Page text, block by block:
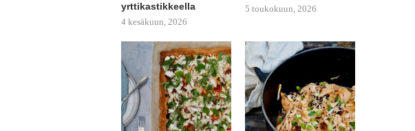
yrttikastikkeella
4 kesäkuun, 2026
5 toukokuun, 2026